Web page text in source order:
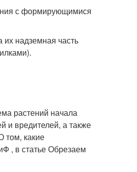
с формирующимися
надземная часть
растений начала
и вредителей, а также
том, какие
, в статье Обрезаем